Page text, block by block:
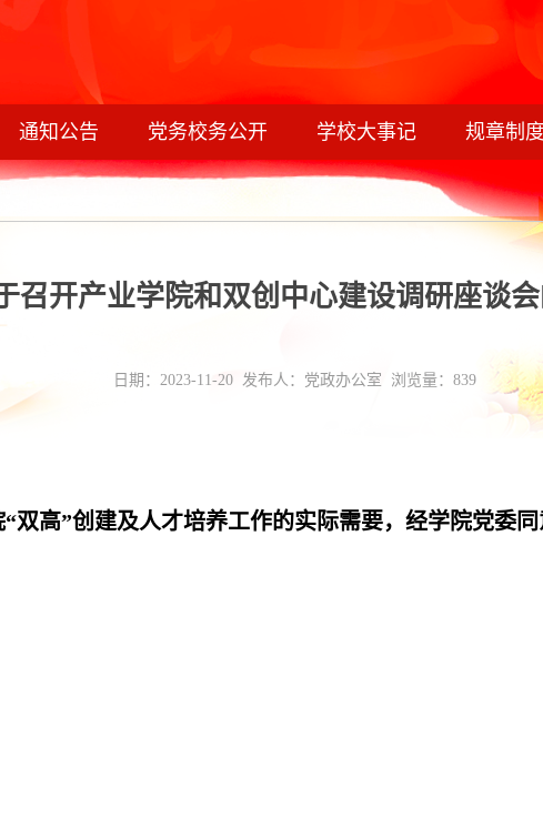
通知公告 党务校务公开 学校大事记 规章制
召开产业学院和双创中心建设调研座谈
日期：2023-11-20 发布人：党政办公室 浏览量： 839
双高”创建及人才培养工作的实际需要，经学院党委